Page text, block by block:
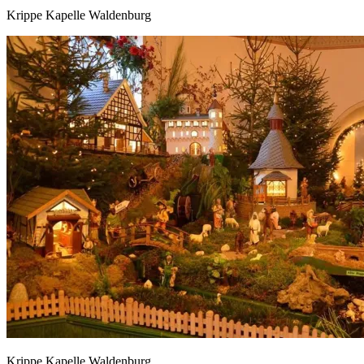
Krippe Kapelle Waldenburg
Krippe Kapelle Waldenburg